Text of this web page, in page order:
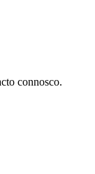
connosco.